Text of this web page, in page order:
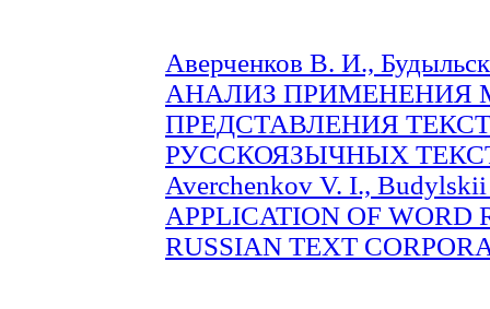
Аверченков В. И.,
АНАЛИЗ ПРИМЕНЕНИЯ
ПРЕДСТАВЛЕНИЯ
РУССКОЯЗЫЧНЫХ
Averchenkov V. I.,
APPLICATION OF WORD
RUSSIAN TEXT